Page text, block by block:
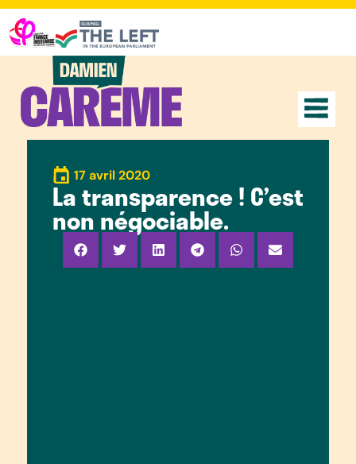
17 avril 2020
La transparence ! C’est
non négociable.